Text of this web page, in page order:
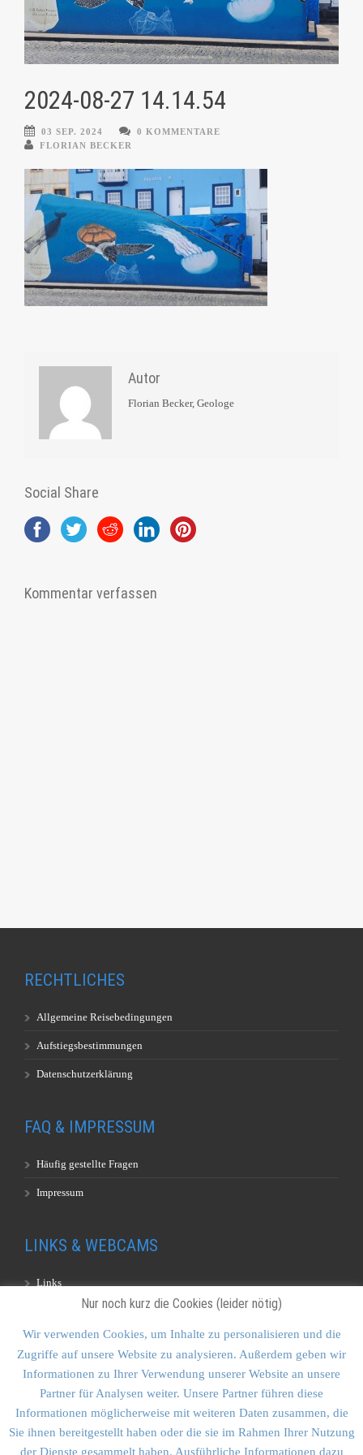
2024-08-27 14.14.54
03 SEP. 2024
0 KOMMENTARE
FLORIAN BECKER
Autor
Florian Becker, Geologe
Social Share
Kommentar verfassen
RECHTLICHES
Allgemeine Reisebedingungen
Aufstiegsbestimmungen
Datenschutzerklärung
FAQ & IMPRESSUM
Häufig gestellte Fragen
Impressum
LINKS & WEBCAMS
Links
KONTAKT & SITEMAP
Kontakt
Sitemap
Nur noch kurz die Cookies (leider nötig)
Wir verwenden Cookies, um Inhalte zu personalisieren und die
Zugriffe auf unsere Website zu analysieren. Außerdem geben wir
Informationen zu Ihrer Verwendung unserer Website an unsere
Partner für Analysen weiter. Unsere Partner führen diese
Informationen möglicherweise mit weiteren Daten zusammen, die
Sie ihnen bereitgestellt haben oder die sie im Rahmen Ihrer Nutzung
der Dienste gesammelt haben. Ausführliche Informationen dazu